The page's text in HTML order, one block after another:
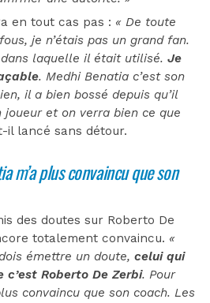
en tout cas pas : « De toute
je n’étais pas un grand fan.
laquelle il était utilisé. Je
. Medhi Benatia c’est son
il a bien bossé depuis qu’il
joueur et on verra bien ce que
il lancé sans détour.
m’a plus convaincu que son
des doutes sur Roberto De
totalement convaincu. «
émettre un doute, celui qui
Roberto De Zerbi. Pour
convaincu que son coach. Les